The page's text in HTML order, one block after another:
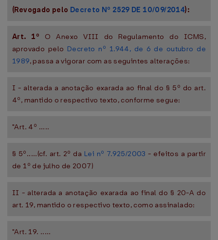
(Revogado pelo Decreto Nº 2529 DE 10/09/2014):
Art. 1º O Anexo VIII do Regulamento do ICMS,
aprovado pelo Decreto nº 1.944, de 6 de outubro de
1989, passa a vigorar com as seguintes alterações:
I - alterada a anotação exarada ao final do § 5º do art.
4º, mantido o respectivo texto, conforme segue:
"Art. 4º .....
§ 5º.....(cf. art. 2º da Lei nº 7.925/2003 - efeitos a partir
de 1º de julho de 2007)
II - alterada a anotação exarada ao final do § 20-A do
art. 19, mantido o respectivo texto, como assinalado:
"Art. 19. .....